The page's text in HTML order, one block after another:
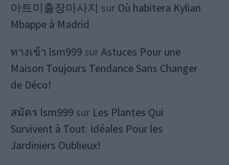
아트미출장마사지 sur Où habitera Kylian
Mbappe à Madrid
ทางเข้า lsm999surAstuces Pour une
Maison Toujours Tendance Sans Changer
de Déco!
สมัคร lsm999sur Les Plantes Qui
Survivent à Tout: Idéales Pour les
Jardiniers Oublieux!